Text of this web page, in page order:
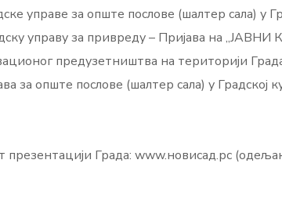
управе за опште послове (шалтер сала) у
управу за привреду – Пријава на
предузетништва на територији
за опште послове (шалтер сала) у Градској
Града: www.новисад.рс